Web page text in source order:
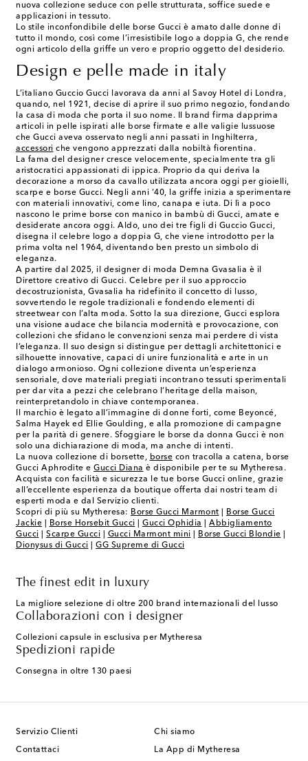
nuova collezione seduce con pelle strutturata, soffice suede e
applicazioni in tessuto.
Lo stile inconfondibile delle borse Gucci è amato dalle donne di
tutto il mondo, così come l’irresistibile logo a doppia G, che rende
ogni articolo della griffe un vero e proprio oggetto del desiderio.
Design e pelle made in italy
L’italiano Guccio Gucci lavorava da anni al Savoy Hotel di Londra,
quando, nel 1921, decise di aprire il suo primo negozio, fondando
la casa di moda che porta il suo nome. Il brand firma dapprima
articoli in pelle ispirati alle borse firmate e alle valigie lussuose
che Gucci aveva osservato negli anni passati in Inghilterra,
accessori che vengono apprezzati dalla nobiltà fiorentina.
La fama del designer cresce velocemente, specialmente tra gli
aristocratici appassionati di ippica. Proprio da qui deriva la
decorazione a morso da cavallo utilizzata ancora oggi per gioielli,
scarpe e borse Gucci. Negli anni ’40, la griffe inizia a sperimentare
con materiali innovativi, come lino, canapa e iuta. Di lì a poco
nascono le prime borse con manico in bambù di Gucci, amate e
desiderate ancora oggi. Aldo, uno dei tre figli di Guccio Gucci,
disegna il celebre logo a doppia G, che viene introdotto per la
prima volta nel 1964, diventando ben presto un simbolo di
eleganza.
A partire dal 2025, il designer di moda Demna Gvasalia è il
Direttore creativo di Gucci. Celebre per il suo approccio
decostruzionista, Gvasalia ha ridefinito il concetto di lusso,
sovvertendo le regole tradizionali e fondendo elementi di
streetwear con l’alta moda. Sotto la sua direzione, Gucci esplora
una visione audace che bilancia modernità e provocazione, con
collezioni che sfidano le convenzioni senza mai perdere di vista
l’eleganza. Il suo design si distingue per dettagli architettonici e
silhouette innovative, capaci di unire funzionalità e arte in un
dialogo armonioso. Ogni collezione diventa un’esperienza
sensoriale, dove materiali pregiati incontrano tessuti sperimentali
per dar vita a pezzi che celebrano l’heritage della maison,
reinterpretandolo in chiave contemporanea.
Il marchio è legato all’immagine di donne forti, come Beyoncé,
Salma Hayek ed Ellie Goulding, e alla promozione di campagne
per la parità di genere. Sfoggiare le borse da donna Gucci è non
solo una dichiarazione di moda, ma anche di intenti.​
La nuova collezione di borsette, borse con tracolla a catena, borse
Gucci Aphrodite e Gucci Diana è disponibile per te su Mytheresa.
Acquista con facilità e sicurezza le tue borse Gucci online, grazie
all’eccellente esperienza da boutique offerta dai nostri team di
esperti moda e dal Servizio clienti.
Scopri di più su Mytheresa: Borse Gucci Marmont
Borse Gucci
Jackie
Borse Horsebit Gucci Gucci Ophidia
Abbigliamento
Gucci
Scarpe Gucci Gucci Marmont mini Borse Gucci Blondie
Dionysus di Gucci
GG Supreme di Gucci
The finest edit in luxury
La migliore selezione di oltre 200 brand internazionali del lusso
Collaborazioni con i designer
Collezioni capsule in esclusiva per Mytheresa
Spedizioni rapide
Consegna in oltre 130 paesi
Servizio Clienti
Contattaci
Chi siamo
La App di Mytheresa